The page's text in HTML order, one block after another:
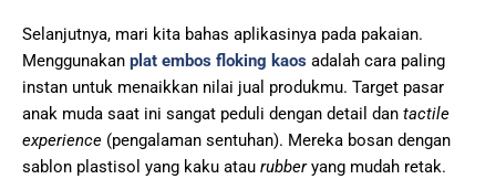
Selanjutnya, mari kita bahas aplikasinya pada pakaian.
Menggunakan plat embos floking kaos adalah cara paling
instan untuk menaikkan nilai jual produkmu. Target pasar
anak muda saat ini sangat peduli dengan detail dan tactile
experience (pengalaman sentuhan). Mereka bosan dengan
sablon plastisol yang kaku atau rubberyang mudah retak.